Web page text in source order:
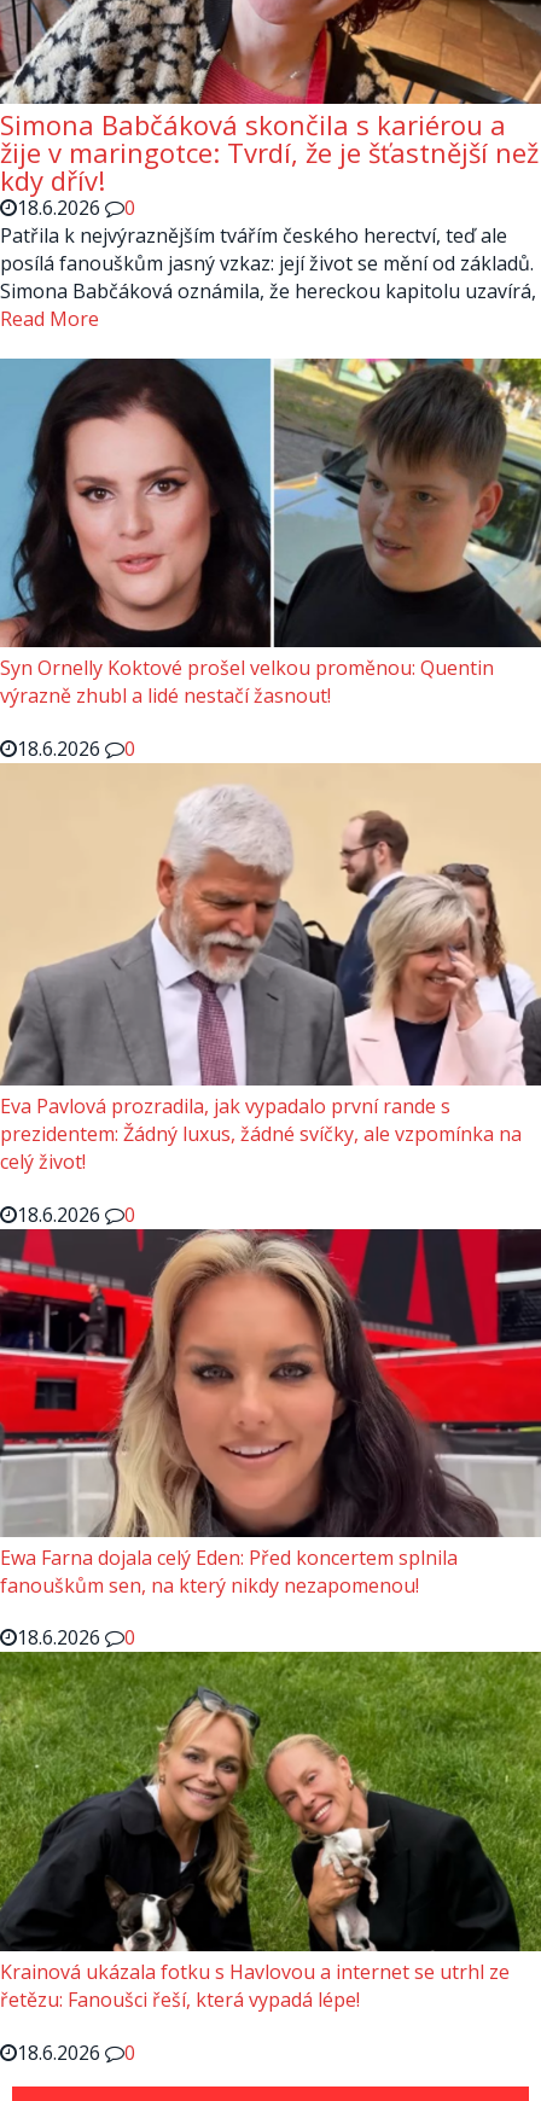
Simona Babčáková skončila s kariérou a
žije v maringotce: Tvrdí, že je šťastnější než
kdy dřív!
18.6.2026
0
Patřila k nejvýraznějším tvářím českého herectví, teď ale
posílá fanouškům jasný vzkaz: její život se mění od základů.
Simona Babčáková oznámila, že hereckou kapitolu uzavírá,
Read More
Syn Ornelly Koktové prošel velkou proměnou: Quentin
výrazně zhubl a lidé nestačí žasnout!
18.6.2026
0
Eva Pavlová prozradila, jak vypadalo první rande s
prezidentem: Žádný luxus, žádné svíčky, ale vzpomínka na
celý život!
18.6.2026
0
Ewa Farna dojala celý Eden: Před koncertem splnila
fanouškům sen, na který nikdy nezapomenou!
18.6.2026
0
Krainová ukázala fotku s Havlovou a internet se utrhl ze
řetězu: Fanoušci řeší, která vypadá lépe!
18.6.2026
0